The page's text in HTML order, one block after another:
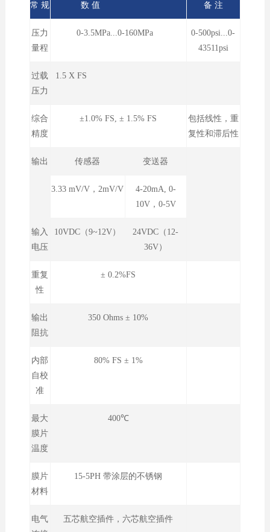
常 规 数 值 备 注
压力
量程
0-3.5MPa...0-160MPa
0-500psi...0-
43511psi
过载
压力
1.5 X FS
综合
精度
±1.0% FS, ± 1.5% FS
包括线性，重
复性和滞后性
输出 传感器 变送器
3.33 mV/V，2mV/V
4-20mA, 0-
10V，0-5V
输入
电压
10VDC（9~12V）
24VDC（12-
36V）
重复
性
± 0.2%FS
输出
阻抗
350 Ohms ± 10%
内部
自校
准
80% FS ± 1%
最大
膜片
温度
400℃
膜片
材料
15-5PH 带涂层的不锈钢
电气
五芯航空插件，六芯航空插件